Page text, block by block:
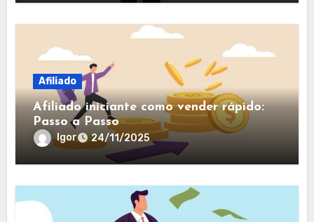
Afiliado
Afiliado iniciante como vender rápido:
Passo a Passo
Igor 24/11/2025